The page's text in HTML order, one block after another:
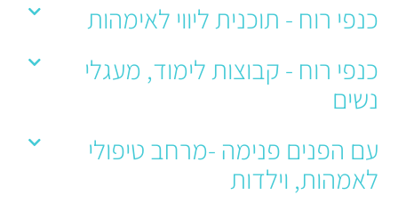
כנפי רוח - תוכנית ליווי לאימהות
כנפי רוח - קבוצות לימוד, מעגלי
נשים
עם הפנים פנימה -מרחב טיפולי
לאמהות, וילדות